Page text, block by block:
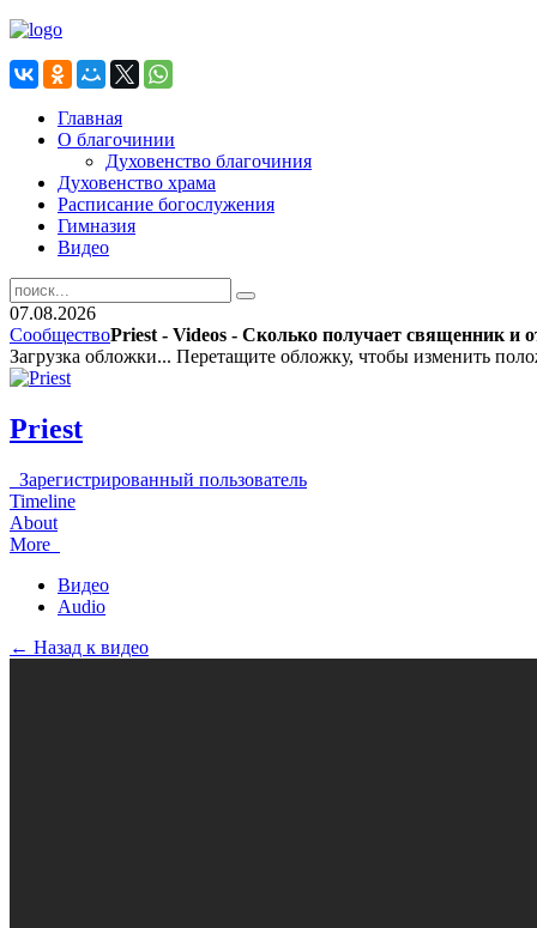
Главная
О благочинии
Духовенство благочиния
Духовенство храма
Расписание богослужения
Гимназия
Видео
07.08.2026
СообществоPriest - Videos - Сколько получает священник и
Загрузка обложки... Перетащите обложку, чтобы изменить
Priest
Зарегистрированный пользователь
Timeline
About
More
Видео
Audio
← Назад к видео